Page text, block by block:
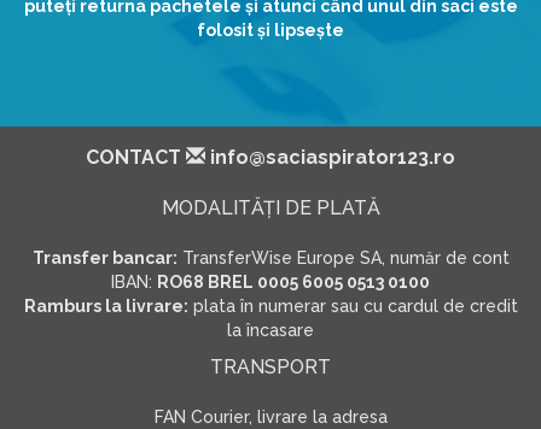
puteţi returna pachetele şi atunci când unul din saci este
folosit şi lipseşte
CONTACT info@saciaspirator123.ro
MODALITĂŢI DE PLATĂ
Transfer bancar: TransferWise Europe SA, număr de cont
IBAN: RO68 BREL 0005 6005 0513 0100
Ramburs la livrare: plata în numerar sau cu cardul de credit
la încasare
TRANSPORT
FAN Courier, livrare la adresa